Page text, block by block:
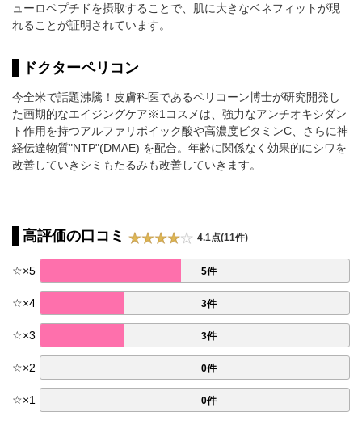
ューロペプチドを摂取することで、肌に大きなベネフィットが現
れることが証明されています。
ドクターペリコン
今全米で話題沸騰！皮膚科医であるペリコーン博士が研究開発し
た画期的なエイジングケア※1コスメは、強力なアンチオキシダン
ト作用を持つアルファリポイック酸や高濃度ビタミンC、さらに神
経伝達物質"NTP"(DMAE) を配合。年齢に関係なく効果的にシワを
改善していきシミもたるみも改善していきます。
高評価の口コミ 4.1点(11件)
☆×5 5件
☆×4 3件
☆×3 3件
☆×2 0件
☆×1 0件